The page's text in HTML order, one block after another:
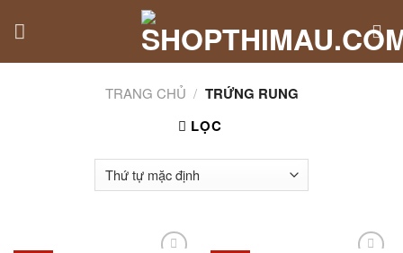
TRANG CHỦ / TRỨNG RUNG
LỌC